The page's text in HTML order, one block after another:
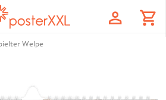
profile shopping_cart
Welpe